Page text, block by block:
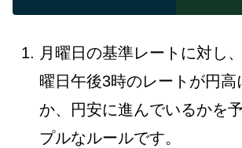
月曜日の基準レートに対し
曜日午後3時のレートが円高
か、円安に進んでいるかを
プルなルールです。